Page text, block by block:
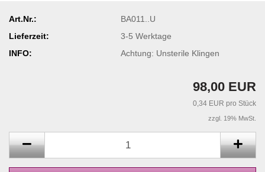
Art.Nr.:
BA011..U
Lieferzeit:
3-5 Werktage
INFO:
Achtung: Unsterile Klingen
98,00 EUR
0,34 EUR pro Stück
zzgl. 19% MwSt.